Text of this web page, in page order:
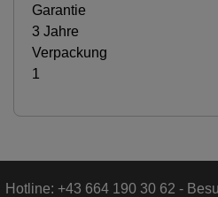
Garantie
3 Jahre
Verpackung
1
Hotline: +43 664 190 30 62 -